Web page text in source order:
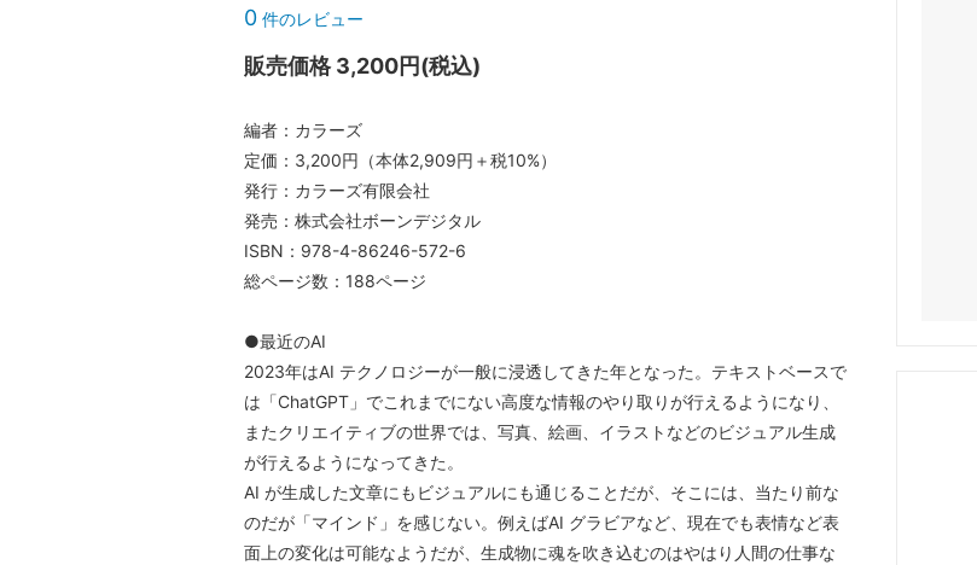
0 件のレビュー
販売価格 3,200円(税込)
編者：カラーズ
定価：3,200円（本体2,909円＋税10%）
発行：カラーズ有限会社
発売：株式会社ボーンデジタル
ISBN：978-4-86246-572-6
総ページ数：188ページ
●最近のAI
2023年はAI テクノロジーが一般に浸透してきた年となった。テキストベースで
は「ChatGPT」でこれまでにない高度な情報のやり取りが行えるようになり、
またクリエイティブの世界では、写真、絵画、イラストなどのビジュアル生成
が行えるようになってきた。
AI が生成した文章にもビジュアルにも通じることだが、そこには、当たり前な
のだが「マインド」を感じない。例えばAI グラビアなど、現在でも表情など表
面上の変化は可能なようだが、生成物に魂を吹き込むのはやはり人間の仕事な